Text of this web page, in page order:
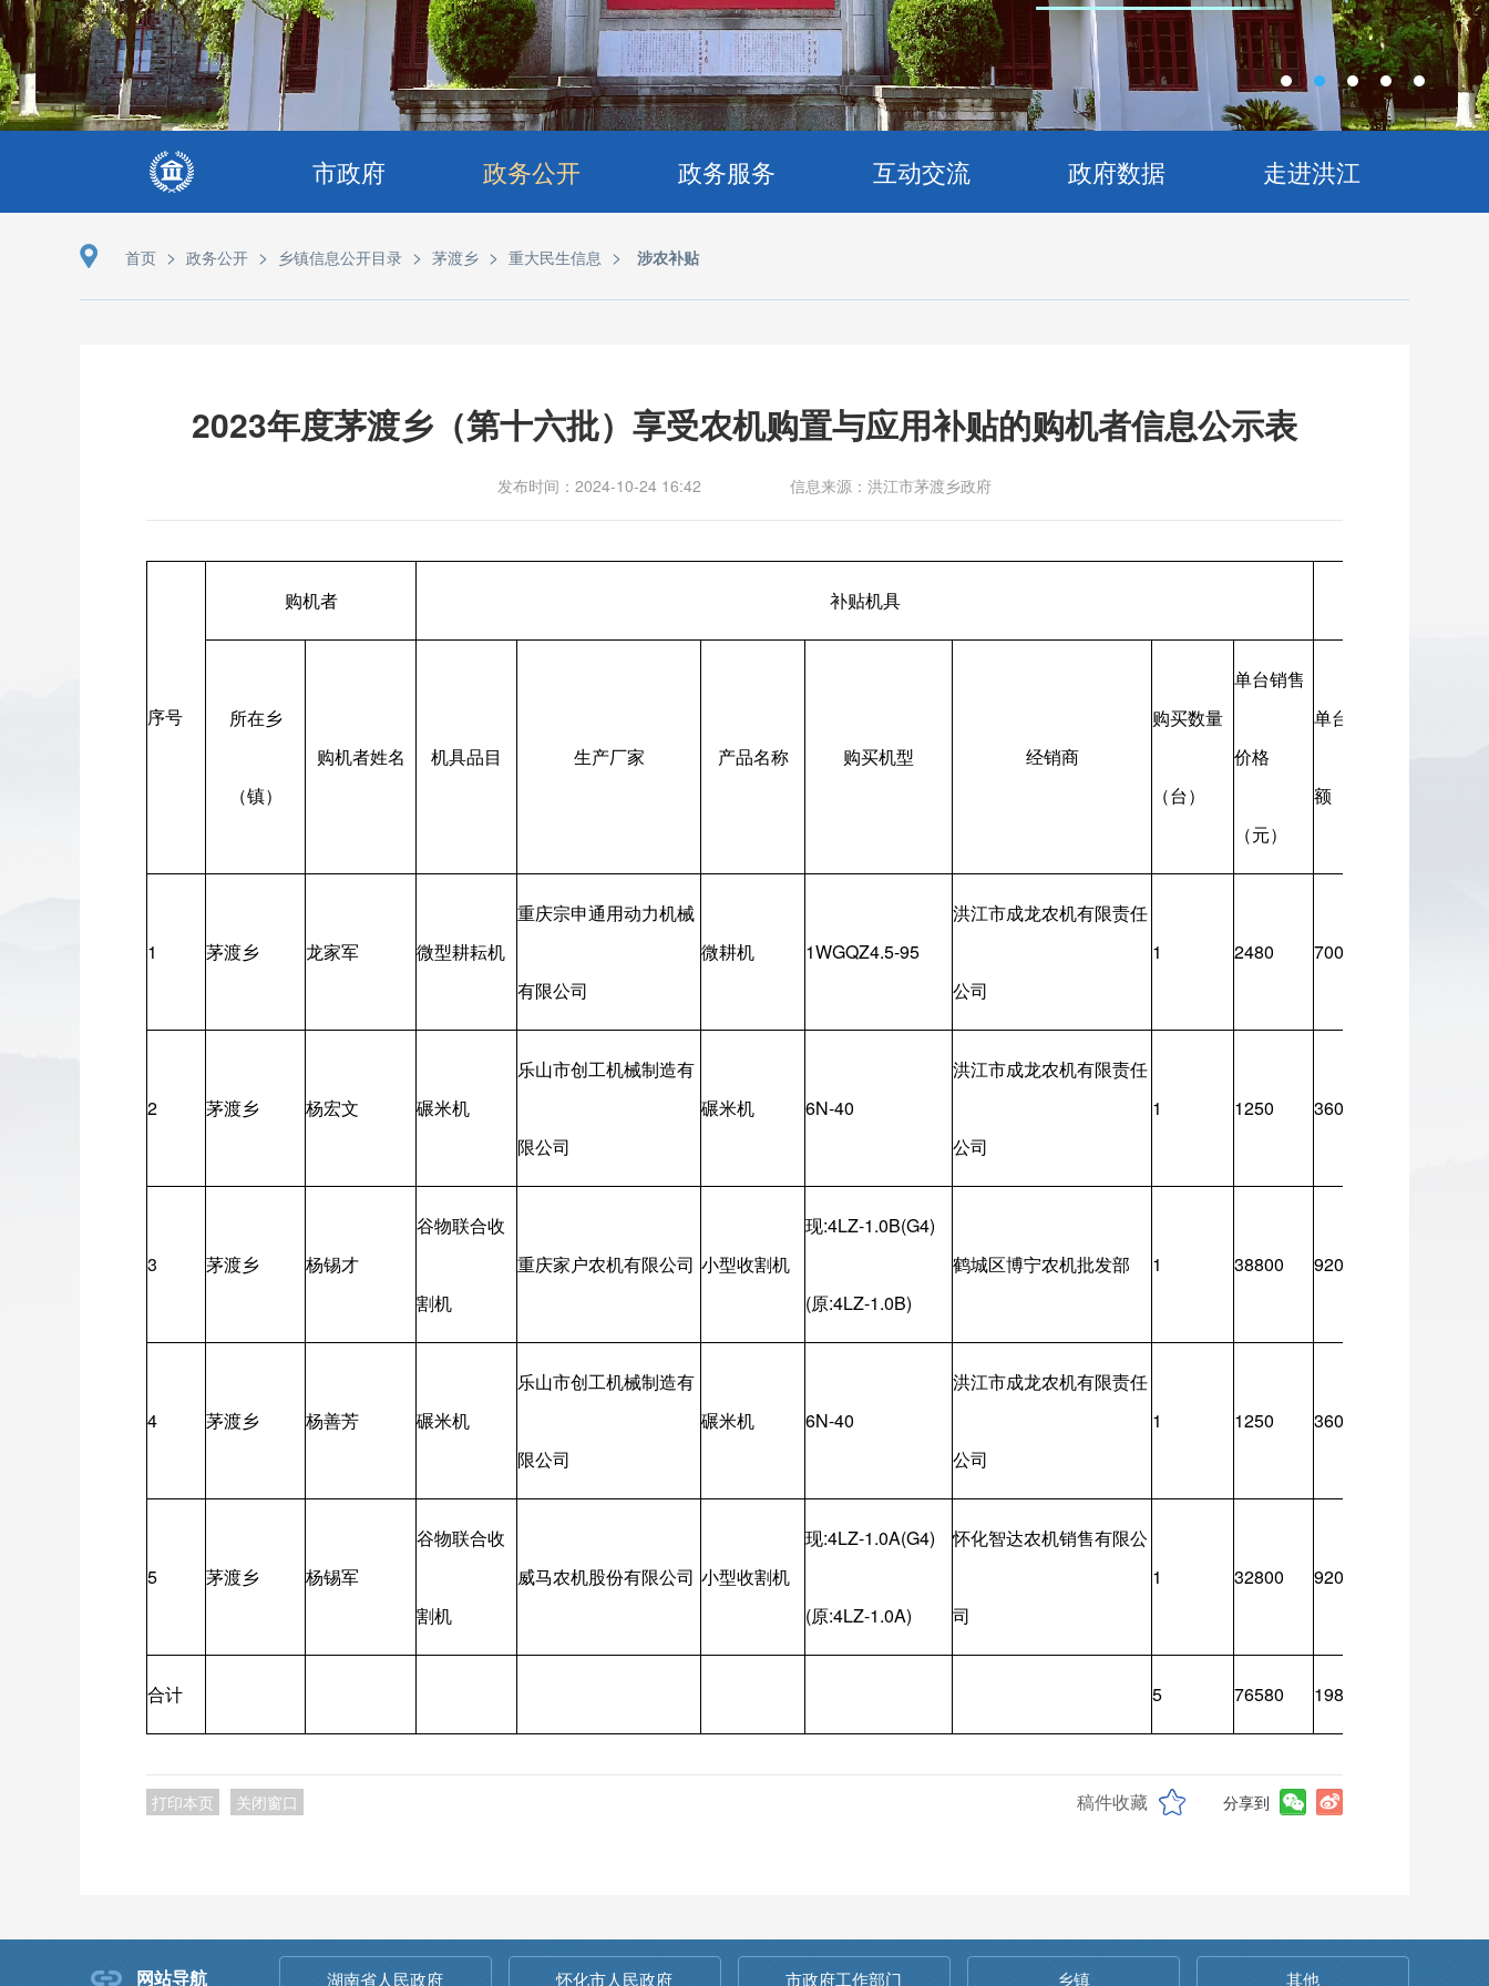
市政府 政务公开 政务服务 互动交流 政府数据 走进洪江
首页 > 政务公开 > 乡镇信息公开目录 > 茅渡乡 > 重大民生信息 > 涉农补贴
2023年度茅渡乡（第十六批）享受农机购置与应用补贴的购机者信息公示表
发布时间：2024-10-24 16:42 信息来源：洪江市茅渡乡政府
序号
购机者 补贴机具
所在乡
（镇）
购机者姓名 机具品目 生产厂家 产品名称 购买机型 经销商
购买数量
（台）
单台销售
价格
（元）
单台补贴
额（元）
1 茅渡乡 龙家军 微型耕耘机
重庆宗申通用动力机械
有限公司
微耕机 1WGQZ4.5-95
洪江市成龙农机有限责任
公司
1 2480 700
2 茅渡乡 杨宏文 碾米机
乐山市创工机械制造有
限公司
碾米机 6N-40
洪江市成龙农机有限责任
公司
1 1250 360
3 茅渡乡 杨锡才
谷物联合收
割机
重庆家户农机有限公司 小型收割机
现:4LZ-1.0B(G4)
(原:4LZ-1.0B)
鹤城区博宁农机批发部 1 38800 9200
4 茅渡乡 杨善芳 碾米机
乐山市创工机械制造有
限公司
碾米机 6N-40
洪江市成龙农机有限责任
公司
1 1250 360
5 茅渡乡 杨锡军
谷物联合收
割机
威马农机股份有限公司 小型收割机
现:4LZ-1.0A(G4)
(原:4LZ-1.0A)
怀化智达农机销售有限公
司
1 32800 9200
合计 5 76580 19820
打印本页 关闭窗口 稿件收藏 分享到
网站导航 湖南省人民政府 怀化市人民政府 市政府工作部门 乡镇 其他